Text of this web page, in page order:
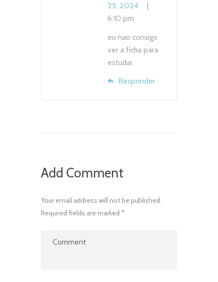
25, 2024
6:10 pm
eu nao consigo
ver a ficha para
estudar
Responder
Add Comment
Your email address will not be published.
Required fields are marked *